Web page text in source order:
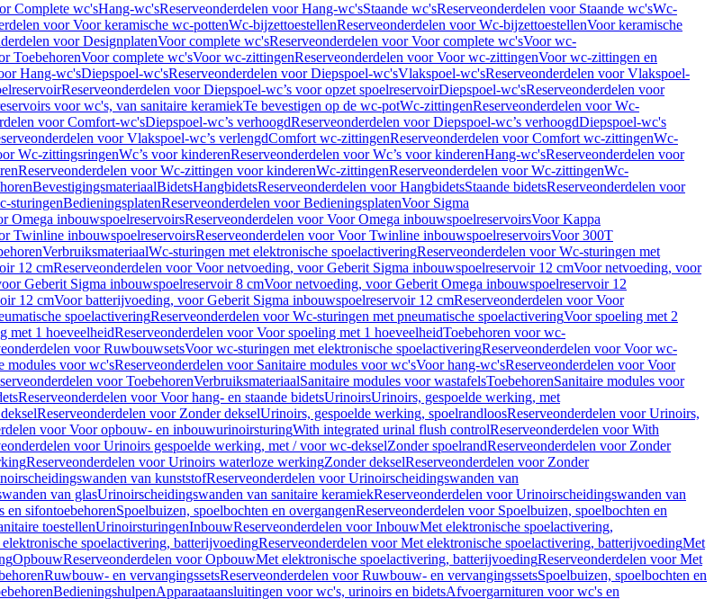
Complete wc'sHang-wc'sReserveonderdelen voor Hang-wc'sStaande wc'sReserveonderdelen voor Staande wc'sWc-
voor Voor keramische wc-pottenWc-bijzettoestellenReserveonderdelen voor Wc-bijzettoestellenVoor keramische
voor DesignplatenVoor complete wc'sReserveonderdelen voor Voor complete wc'sVoor wc-
ToebehorenVoor complete wc'sVoor wc-zittingenReserveonderdelen voor Voor wc-zittingenVoor wc-zittingen en
Hang-wc'sDiepspoel-wc'sReserveonderdelen voor Diepspoel-wc'sVlakspoel-wc'sReserveonderdelen voor Vlakspoel-
Reserveonderdelen voor Diepspoel-wc’s voor opzet spoelreservoirDiepspoel-wc'sReserveonderdelen voor
voor wc's, van sanitaire keramiekTe bevestigen op de wc-potWc-zittingenReserveonderdelen voor Wc-
voor Comfort-wc'sDiepspoel-wc’s verhoogdReserveonderdelen voor Diepspoel-wc’s verhoogdDiepspoel-wc's
voor Vlakspoel-wc’s verlengdComfort wc-zittingenReserveonderdelen voor Comfort wc-zittingenWc-
Wc-zittingsringenWc’s voor kinderenReserveonderdelen voor Wc’s voor kinderenHang-wc'sReserveonderdelen voor
Reserveonderdelen voor Wc-zittingen voor kinderenWc-zittingenReserveonderdelen voor Wc-zittingenWc-
BevestigingsmateriaalBidetsHangbidetsReserveonderdelen voor HangbidetsStaande bidetsReserveonderdelen voor
sturingenBedieningsplatenReserveonderdelen voor BedieningsplatenVoor Sigma
Omega inbouwspoelreservoirsReserveonderdelen voor Voor Omega inbouwspoelreservoirsVoor Kappa
Twinline inbouwspoelreservoirsReserveonderdelen voor Voor Twinline inbouwspoelreservoirsVoor 300T
VerbruiksmateriaalWc-sturingen met elektronische spoelactiveringReserveonderdelen voor Wc-sturingen met
12 cmReserveonderdelen voor Voor netvoeding, voor Geberit Sigma inbouwspoelreservoir 12 cmVoor netvoeding, voor
Geberit Sigma inbouwspoelreservoir 8 cmVoor netvoeding, voor Geberit Omega inbouwspoelreservoir 12
12 cmVoor batterijvoeding, voor Geberit Sigma inbouwspoelreservoir 12 cmReserveonderdelen voor Voor
spoelactiveringReserveonderdelen voor Wc-sturingen met pneumatische spoelactiveringVoor spoeling met 2
met 1 hoeveelheidReserveonderdelen voor Voor spoeling met 1 hoeveelheidToebehoren voor wc-
voor RuwbouwsetsVoor wc-sturingen met elektronische spoelactiveringReserveonderdelen voor Voor wc-
modules voor wc'sReserveonderdelen voor Sanitaire modules voor wc'sVoor hang-wc'sReserveonderdelen voor Voor
voor ToebehorenVerbruiksmateriaalSanitaire modules voor wastafelsToebehorenSanitaire modules voor
Reserveonderdelen voor Voor hang- en staande bidetsUrinoirsUrinoirs, gespoelde werking, met
Reserveonderdelen voor Zonder dekselUrinoirs, gespoelde werking, spoelrandloosReserveonderdelen voor Urinoirs,
voor Voor opbouw- en inbouwurinoirsturingWith integrated urinal flush controlReserveonderdelen voor With
voor Urinoirs gespoelde werking, met / voor wc-dekselZonder spoelrandReserveonderdelen voor Zonder
Reserveonderdelen voor Urinoirs waterloze werkingZonder dekselReserveonderdelen voor Zonder
van kunststofReserveonderdelen voor Urinoirscheidingswanden van
van glasUrinoirscheidingswanden van sanitaire keramiekReserveonderdelen voor Urinoirscheidingswanden van
en sifontoebehorenSpoelbuizen, spoelbochten en overgangenReserveonderdelen voor Spoelbuizen, spoelbochten en
toestellenUrinoirsturingenInbouwReserveonderdelen voor InbouwMet elektronische spoelactivering,
spoelactivering, batterijvoedingReserveonderdelen voor Met elektronische spoelactivering, batterijvoedingMet
OpbouwReserveonderdelen voor OpbouwMet elektronische spoelactivering, batterijvoedingReserveonderdelen voor Met
Ruwbouw- en vervangingssetsReserveonderdelen voor Ruwbouw- en vervangingssetsSpoelbuizen, spoelbochten en
BedieningshulpenApparaataansluitingen voor wc's, urinoirs en bidetsAfvoergarnituren voor wc's en